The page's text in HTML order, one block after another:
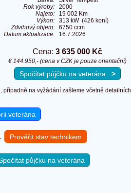
Rok výroby:
2000
Najeto:
19 002 Km
Výkon:
313 kW (426 koní)
Zdvihový objem:
6750 ccm
Datum aktualizace:
16.7.2026
Cena: 3 635 000 Kč
€ 144.950,- (cena v CZK je pouze orientační)
Spočítat půjčku na veterána >
případně na vyžádání zašleme včetně detailních
Prověřit stav technikem
půjčku na veterána